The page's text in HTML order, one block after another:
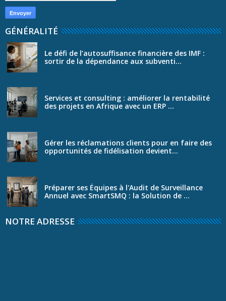
GÉNÉRALITÉ
Le défi de l’autosuffisance financière des IMF :
sortir de la dépendance aux subventi...
Services et consulting : améliorer la rentabilité
des projets en Afrique avec un ERP ...
Gérer les réclamations clients pour en faire des
opportunités de fidélisation devient...
Préparer ses Équipes à l'Audit de Surveillance
Annuel avec SmartSMQ : la Solution de ...
NOTRE ADRESSE